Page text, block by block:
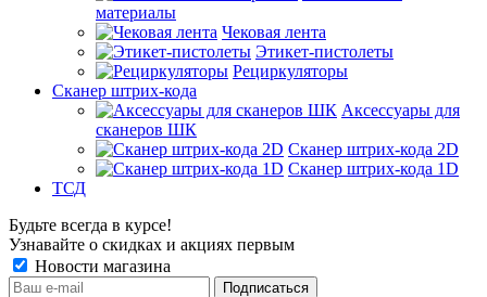
материалы
Чековая лента
Этикет-пистолеты
Рециркуляторы
Сканер штрих-кода
Аксессуары для
сканеров ШК
Сканер штрих-кода 2D
Сканер штрих-кода 1D
ТСД
Будьте всегда в курсе!
Узнавайте о скидках и акциях первым
Новости магазина